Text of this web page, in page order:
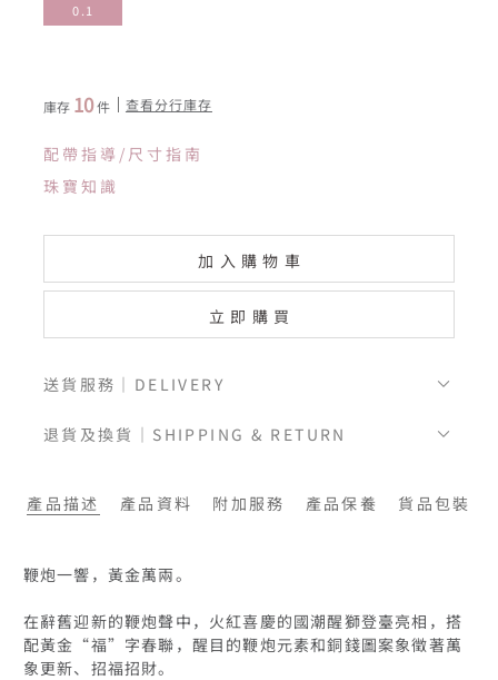
0.1
庫存 10件 查看分行庫存
配帶指導/尺寸指南
珠寶知識
加入購物車
立即購買
送貨服務｜DELIVERY
退貨及換貨｜SHIPPING & RETURN
產品描述 產品資料 附加服務 產品保養 貨品包裝
鞭炮一響，黃金萬兩。
在辭舊迎新的鞭炮聲中，火紅喜慶的國潮醒獅登臺亮相，搭
配黃金“福”字春聯，醒目的鞭炮元素和銅錢圖案象徵著萬
象更新、招福招財。